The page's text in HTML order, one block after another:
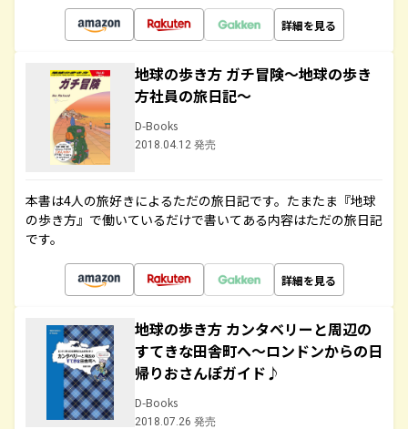
詳細を見る
地球の歩き方 ガチ冒険～地球の歩き
方社員の旅日記～
D-Books
2018.04.12 発売
本書は4人の旅好きによるただの旅日記です。たまたま『地球
の歩き方』で働いているだけで書いてある内容はただの旅日記
です。
詳細を見る
地球の歩き方 カンタベリーと周辺の
すてきな田舎町へ～ロンドンからの日
帰りおさんぽガイド♪
D-Books
2018.07.26 発売